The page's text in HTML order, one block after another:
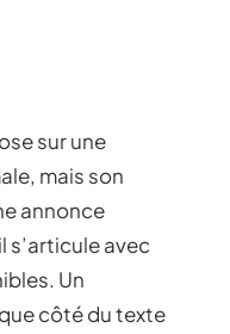
sur une
mais son
annonce
s’articule avec
Un
côté du texte